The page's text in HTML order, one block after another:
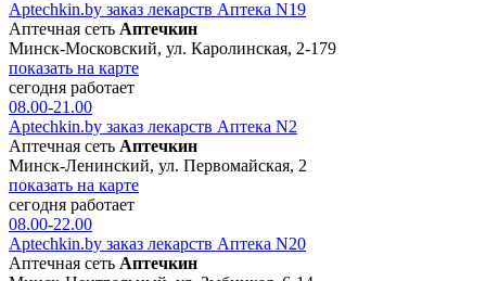
Aptechkin.by заказ лекарств Аптека N19
Аптечная сеть Аптечкин
Минск-Московский, ул. Каролинская, 2-179
показать на карте
сегодня работает
08.00-21.00
Aptechkin.by заказ лекарств Аптека N2
Аптечная сеть Аптечкин
Минск-Ленинский, ул. Первомайская, 2
показать на карте
сегодня работает
08.00-22.00
Aptechkin.by заказ лекарств Аптека N20
Аптечная сеть Аптечкин